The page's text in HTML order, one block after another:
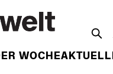
WOCHEAKTUELL